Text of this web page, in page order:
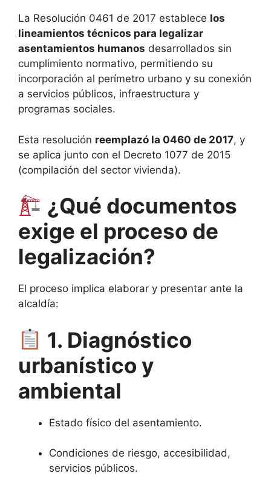
La Resolución 0461 de 2017 establece los
lineamientos técnicos para legalizar
asentamientos humanos desarrollados sin
cumplimiento normativo, permitiendo su
incorporación al perímetro urbano y su conexión
a servicios públicos, infraestructura y
programas sociales.
Esta resolución reemplazó la 0460 de 2017, y
se aplica junto con el Decreto 1077 de 2015
(compilación del sector vivienda).
¿Qué documentos
exige el proceso de
legalización?
El proceso implica elaborar y presentar ante la
alcaldía:
1. Diagnóstico
urbanístico y
ambiental
Estado físico del asentamiento.
Condiciones de riesgo, accesibilidad,
servicios públicos.